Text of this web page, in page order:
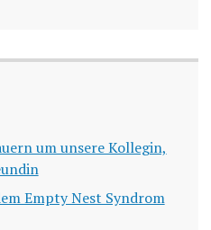
um unsere Kollegin,
Empty Nest Syndrom